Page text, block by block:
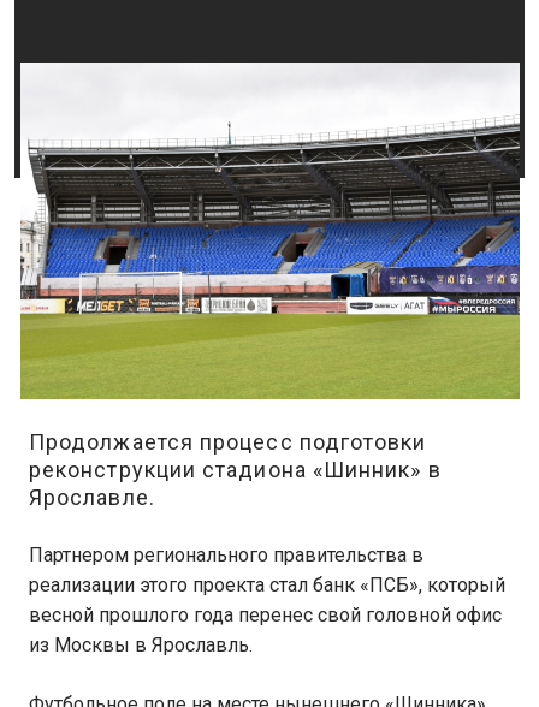
Продолжается процесс подготовки
реконструкции стадиона «Шинник» в
Ярославле.
Партнером регионального правительства в
реализации этого проекта стал банк «ПСБ», который
весной прошлого года перенес свой головной офис
из Москвы в Ярославль.